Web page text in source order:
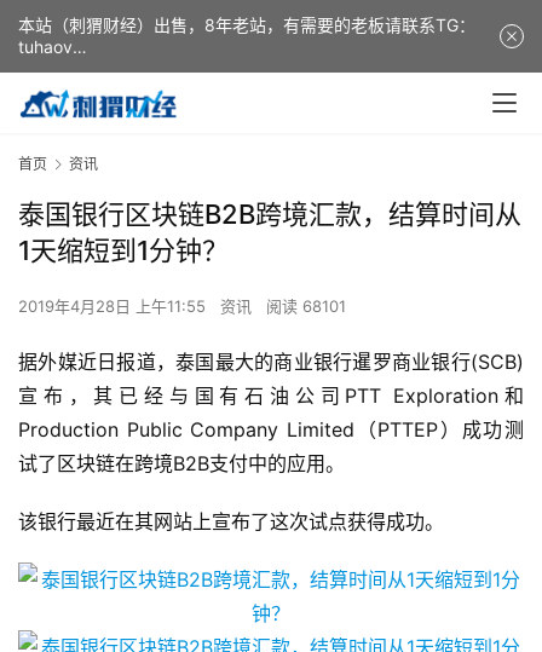
首页 资讯
泰国银行区块链B2B跨境汇款，结算时间从
1天缩短到1分钟？
2019年4月28日 上午11:55 资讯 阅读 68101
据外媒近日报道，泰国最大的商业银行暹罗商业银行(SCB)
宣布，其已经与国有石油公司PTT Exploration和
Production Public Company Limited（PTTEP）成功测
试了区块链在跨境B2B支付中的应用。
该银行最近在其网站上宣布了这次试点获得成功。
本站（刺猬财经）出售，8年老站，有需要的老板请联系TG：
tuhaov
This website (ciweicaijing) is for sale. It is a 8-year-old
website. If you need it, please contact TG: tuhaov